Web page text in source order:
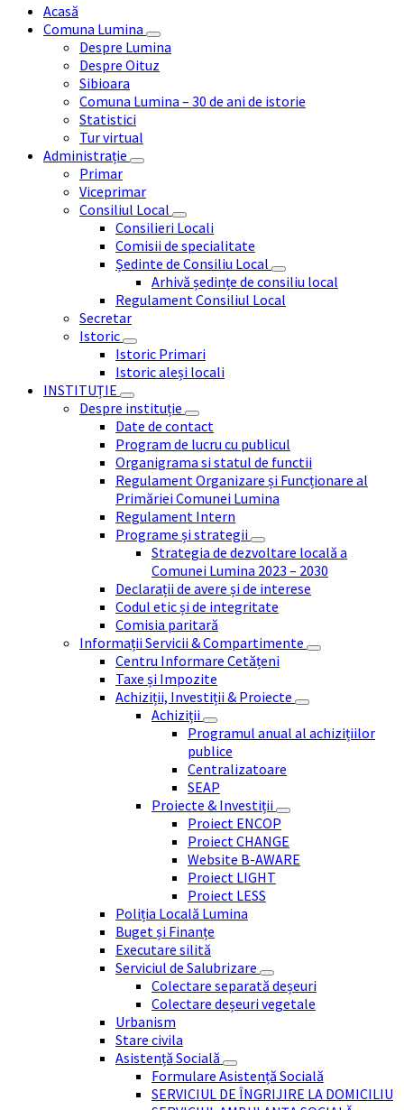
Acasă
Comuna Lumina
Despre Lumina
Despre Oituz
Sibioara
Comuna Lumina – 30 de ani de istorie
Statistici
Tur virtual
Administrație
Primar
Viceprimar
Consiliul Local
Consilieri Locali
Comisii de specialitate
Ședinte de Consiliu Local
Arhivă ședințe de consiliu local
Regulament Consiliul Local
Secretar
Istoric
Istoric Primari
Istoric aleși locali
INSTITUȚIE
Despre instituție
Date de contact
Program de lucru cu publicul
Organigrama si statul de functii
Regulament Organizare și Funcționare al
Primăriei Comunei Lumina
Regulament Intern
Programe și strategii
Strategia de dezvoltare locală a
Comunei Lumina 2023 – 2030
Declarații de avere și de interese
Codul etic și de integritate
Comisia paritară
Informații Servicii & Compartimente
Centru Informare Cetățeni
Taxe și Impozite
Achiziții, Investiții & Proiecte
Achiziții
Programul anual al achizițiilor
publice
Centralizatoare
SEAP
Proiecte & Investiții
Proiect ENCOP
Proiect CHANGE
Website B-AWARE
Proiect LIGHT
Proiect LESS
Poliția Locală Lumina
Buget și Finanțe
Executare silită
Serviciul de Salubrizare
Colectare separată deșeuri
Colectare deșeuri vegetale
Urbanism
Stare civila
Asistență Socială
Formulare Asistență Socială
SERVICIUL DE ÎNGRIJIRE LA DOMICILIU